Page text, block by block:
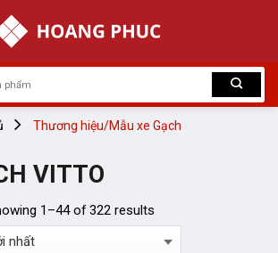
VITTO
Thương hiệu/Mẫu xe Gạch
1–44 of 322 results